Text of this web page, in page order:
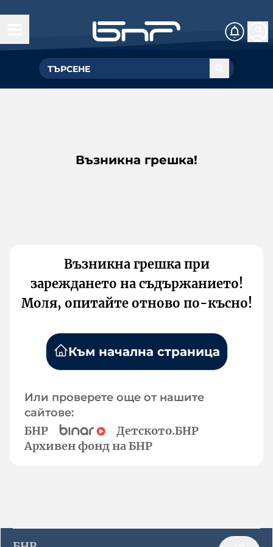
Възникна грешка!
Възникна грешка при
зареждането на съдържанието!
Моля, опитайте отново по-късно!
Към начална страница
Или проверете още от нашите
сайтове:
БНР
Детското.БНР
Архивен фонд на БНР